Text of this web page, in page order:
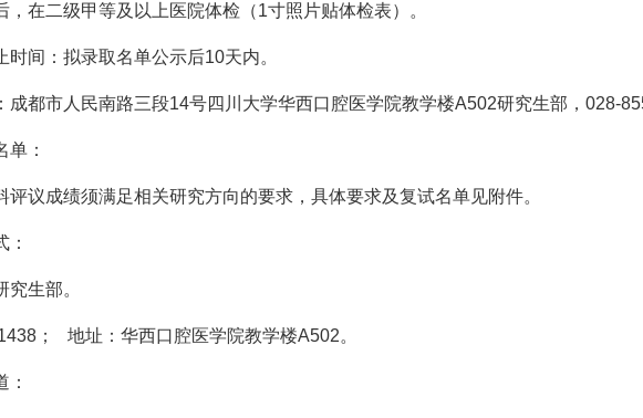
二级甲等及以上医院体检（1寸照片贴体检表）。
间：拟录取名单公示后10天内。
市人民南路三段14号四川大学华西口腔医学院教学楼A502研究生部，028-
：
成绩须满足相关研究方向的要求，具体要求及复试名单见附件。
生部。
； 地址：华西口腔医学院教学楼A502。